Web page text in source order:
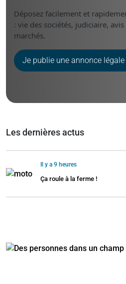
Déposez facilement et
: vie des sociétés, judiciaire,
marchés.
Je publie une annonce légale
Les dernières actus
Il y a 9 heures
Ça roule à la ferme !